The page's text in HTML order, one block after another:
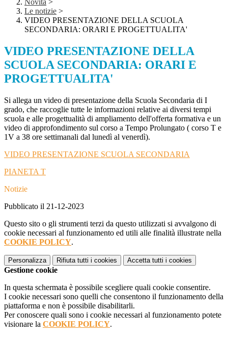
Novità >
Le notizie >
VIDEO PRESENTAZIONE DELLA SCUOLA
SECONDARIA: ORARI E PROGETTUALITA'
VIDEO PRESENTAZIONE DELLA
SCUOLA SECONDARIA: ORARI E
PROGETTUALITA'
Si allega un video di presentazione della Scuola Secondaria di I
grado, che raccoglie tutte le informazioni relative ai diversi tempi
scuola e alle progettualità di ampliamento dell'offerta formativa e un
video di approfondimento sul corso a Tempo Prolungato ( corso T e
1V a 38 ore settimanali dal lunedì al venerdì).
VIDEO PRESENTAZIONE SCUOLA SECONDARIA
PIANETA T
Notizie
Pubblicato il 21-12-2023
Questo sito o gli strumenti terzi da questo utilizzati si avvalgono di
cookie necessari al funzionamento ed utili alle finalità illustrate nella
COOKIE POLICY.
Personalizza Rifiuta tutti i cookies Accetta tutti i cookies
Gestione cookie
In questa schermata è possibile scegliere quali cookie consentire.
I cookie necessari sono quelli che consentono il funzionamento della
piattaforma e non è possibile disabilitarli.
Per conoscere quali sono i cookie necessari al funzionamento potete
visionare la COOKIE POLICY.